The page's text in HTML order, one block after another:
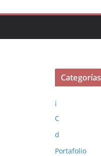
Categorías
¡
C
d
Portafolio